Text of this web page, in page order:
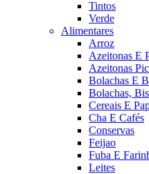
Tintos
Verde
Alimentares
Arroz
Azeitonas E
Azeitonas
Bolachas E
Bolachas,
Cereais E
Cha E Cafés
Conservas
Feijao
Fuba E
Leites